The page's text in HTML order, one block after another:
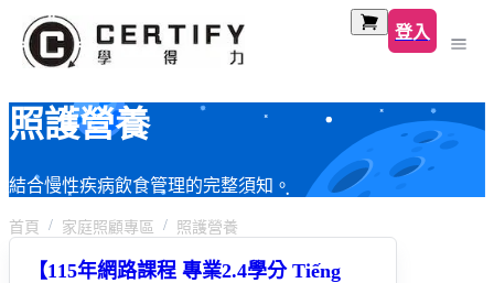
登入
照護營養
結合慢性疾病飲食管理的完整須知。
首頁 家庭照顧專區 照護營養
【115年網路課程 專業2.4學分 Tiếng